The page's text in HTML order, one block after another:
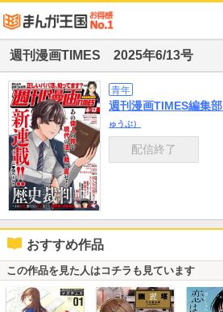
週刊漫画TIMES 2025年6/13号
青年
週刊漫画TIMES編集部
ゅうぶ）
配信終了
おすすめ作品
この作品を見た人はコチラも見ています